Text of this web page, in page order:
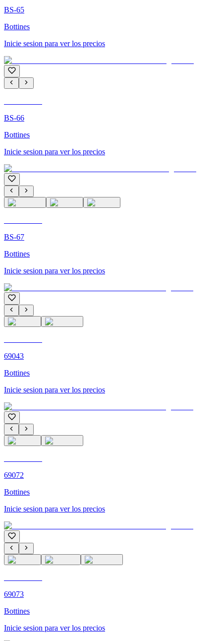
BS-65
Bottines
Inicie sesion para ver los precios
BS-66
Bottines
Inicie sesion para ver los precios
BS-67
Bottines
Inicie sesion para ver los precios
69043
Bottines
Inicie sesion para ver los precios
69072
Bottines
Inicie sesion para ver los precios
69073
Bottines
Inicie sesion para ver los precios